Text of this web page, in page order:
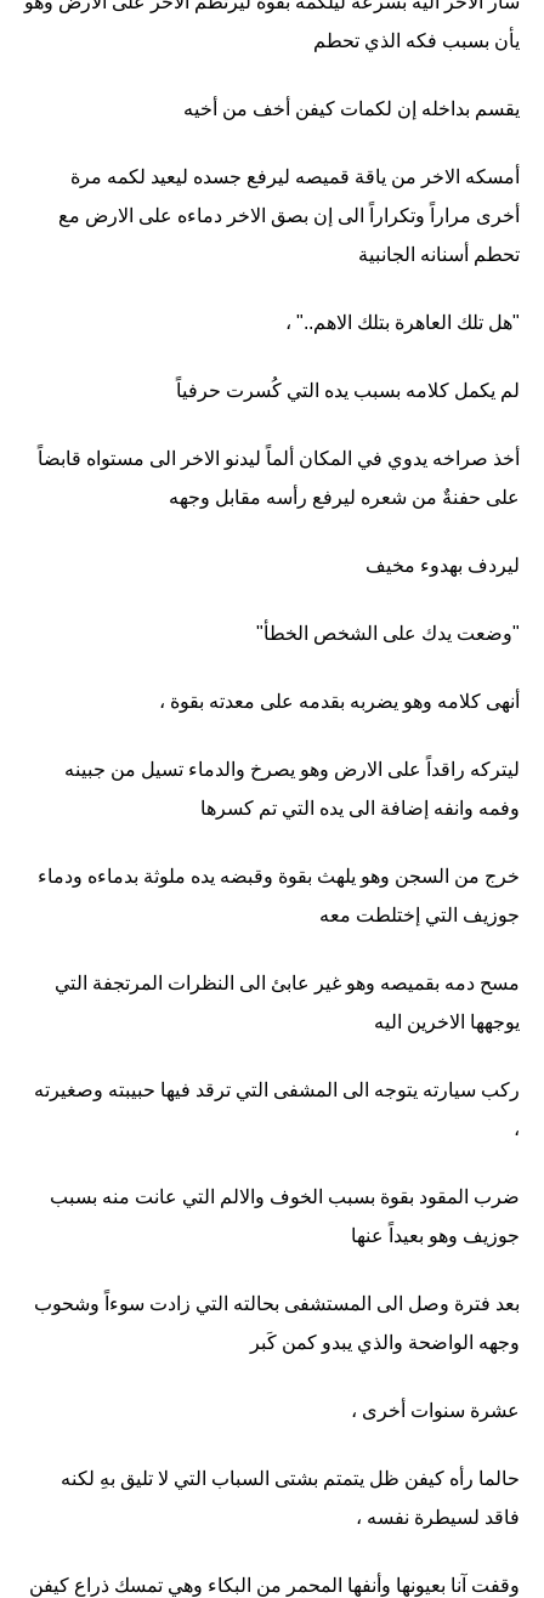
يأن بسبب فكه الذي تحطم
يقسم بداخله إن لكمات كيفن أخف من أخيه
أمسكه الاخر من ياقة قميصه ليرفع جسده ليعيد لكمه مرة
أخرى مراراً وتكراراً الى إن بصق الاخر دماءه على الارض مع
تحطم أسنانه الجانبية
"هل تلك العاهرة بتلك الاهم.." ،
لم يكمل كلامه بسبب يده التي كُسرت حرفياً
أخذ صراخه يدوي في المكان ألماً ليدنو الاخر الى مستواه قابضاً
على حفنةٌ من شعره ليرفع رأسه مقابل وجهه
ليردف بهدوء مخيف
"وضعت يدك على الشخص الخطأ"
أنهى كلامه وهو يضربه بقدمه على معدته بقوة ،
ليتركه راقداً على الارض وهو يصرخ والدماء تسيل من جبينه
وفمه وانفه إضافة الى يده التي تم كسرها
خرج من السجن وهو يلهث بقوة وقبضه يده ملوثة بدماءه ودماء
جوزيف التي إختلطت معه
مسح دمه بقميصه وهو غير عابئ الى النظرات المرتجفة التي
يوجهها الاخرين اليه
ركب سيارته يتوجه الى المشفى التي ترقد فيها حبيبته وصغيرته
،
ضرب المقود بقوة بسبب الخوف والالم التي عانت منه بسبب
جوزيف وهو بعيداً عنها
بعد فترة وصل الى المستشفى بحالته التي زادت سوءاً وشحوب
وجهه الواضحة والذي يبدو كمن كَبر
عشرة سنوات أخرى ،
حالما رأه كيفن ظل يتمتم بشتى السباب التي لا تليق بهِ لكنه
فاقد لسيطرة نفسه ،
وقفت آنا بعيونها وأنفها المحمر من البكاء وهي تمسك ذراع كيفن